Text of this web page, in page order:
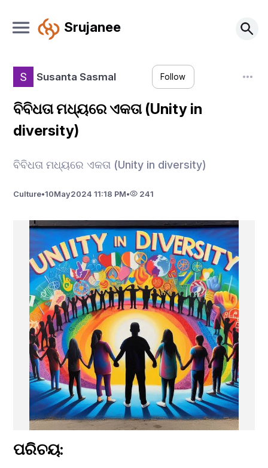
Srujanee
Susanta Sasmal Follow
ବିବିଧତା ମଧ୍ୟରେ ଏକତା (Unity in
diversity)
ବିବିଧତା ମଧ୍ୟରେ ଏକତା (Unity in diversity)
Culture•10May2024 11:18 PM• 241
ପରିଚୟ: